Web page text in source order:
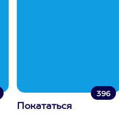
396
Покататься